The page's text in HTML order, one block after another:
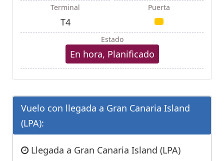
Terminal
T4
Puerta
Estado
En hora, Planificado
Vuelo con llegada a Gran Canaria Island
(LPA):
Llegada a Gran Canaria Island (LPA)